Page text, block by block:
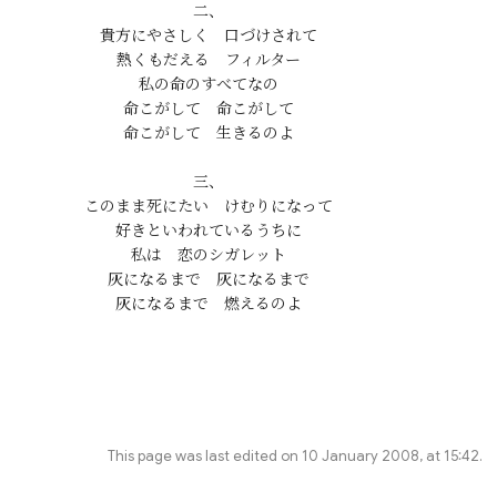
二、
貴方にやさしく　口づけされて
熱くもだえる　フィルター
私の命のすべてなの
命こがして　命こがして
命こがして　生きるのよ
三、
このまま死にたい　けむりになって
好きといわれているうちに
私は　恋のシガレット
灰になるまで　灰になるまで
This page was last edited on 10 January 2008, at 15:42.